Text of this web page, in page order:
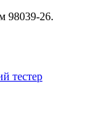
98039-26.